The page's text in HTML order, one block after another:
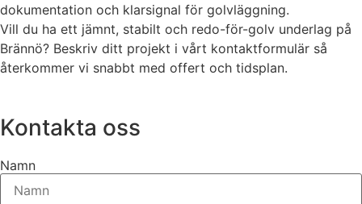
dokumentation och klarsignal för golvläggning.
Vill du ha ett jämnt, stabilt och redo-för-golv underlag på
Brännö? Beskriv ditt projekt i vårt kontaktformulär så
återkommer vi snabbt med offert och tidsplan.
Kontakta oss
Namn